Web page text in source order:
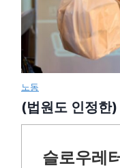
노동
(법원도 인정한
슬로우레